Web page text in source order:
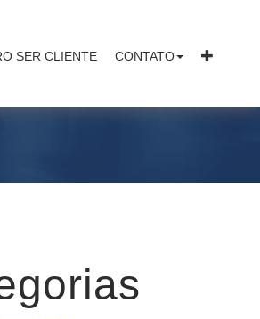
SER CLIENTE CONTATO